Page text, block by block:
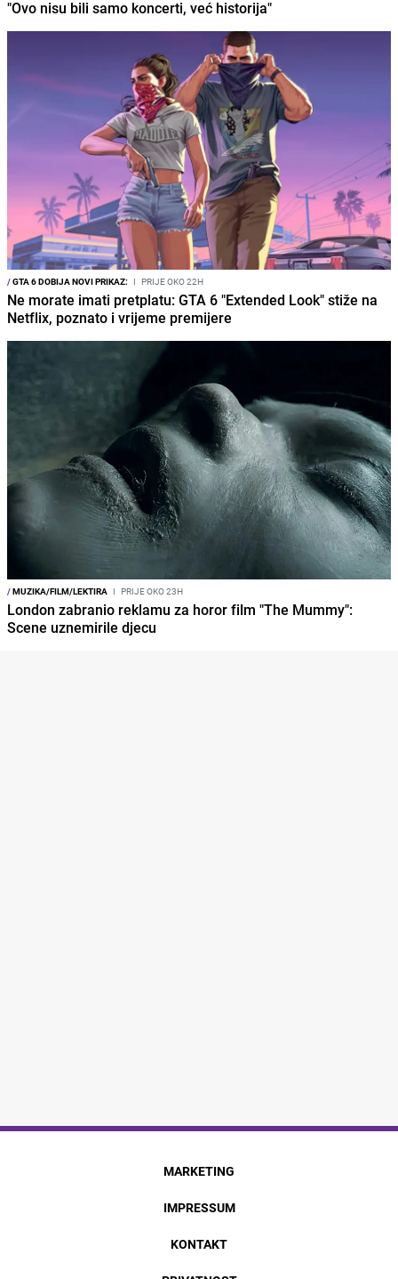
"Ovo nisu bili samo koncerti, već historija"
/GTA 6 DOBIJA NOVI PRIKAZ: I PRIJE OKO 22H
Ne morate imati pretplatu: GTA 6 "Extended Look" stiže na
Netflix, poznato i vrijeme premijere
/MUZIKA/FILM/LEKTIRA I PRIJE OKO 23H
London zabranio reklamu za horor film "The Mummy":
Scene uznemirile djecu
MARKETING
IMPRESSUM
KONTAKT